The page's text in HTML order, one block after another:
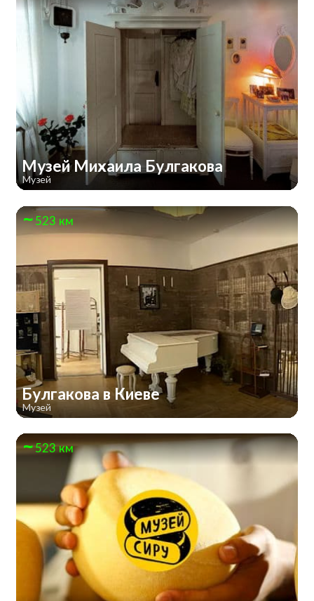
Музей Михаила Булгакова
Музей
523 км
Булгакова в Киеве
Музей
523 км